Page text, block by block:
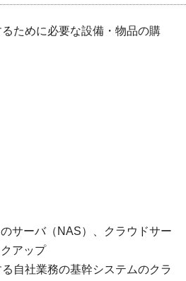
ために必要な設備・物品の購
サーバ（NAS）、クラウドサー
アップ
自社業務の基幹システムのクラ